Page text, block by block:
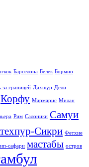
Барселона Белек Бормио
за границей Дахшур Дели
Корфу Мармарис Милан
Рим Салоники Самуи
Сикри Фетхие
сафари мастабы остров